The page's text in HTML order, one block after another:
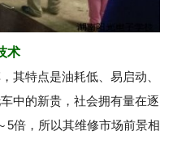
术
其特点是油耗低、易启动、
中的新贵，社会拥有量在逐
5倍，所以其维修市场前景相